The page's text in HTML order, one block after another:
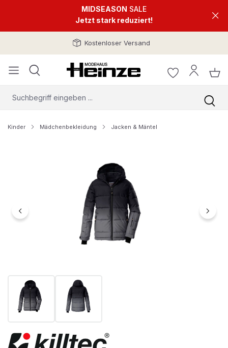
MIDSEASON SALE
Jetzt stark reduziert!
Kostenloser Versand
Kinder Mädchenbekleidung Jacken & Mäntel